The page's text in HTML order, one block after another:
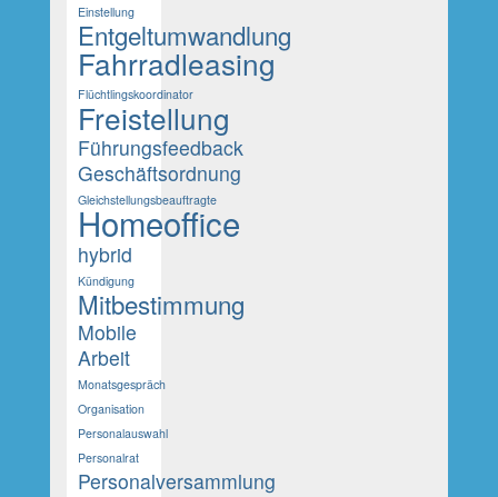
Einstellung
Entgeltumwandlung
Fahrradleasing
Flüchtlingskoordinator
Freistellung
Führungsfeedback
Geschäftsordnung
Gleichstellungsbeauftragte
Homeoffice
hybrid
Kündigung
Mitbestimmung
Mobile
Arbeit
Monatsgespräch
Organisation
Personalauswahl
Personalrat
Personalversammlung